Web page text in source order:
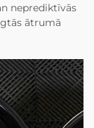
neprediktīvās
ātrumā